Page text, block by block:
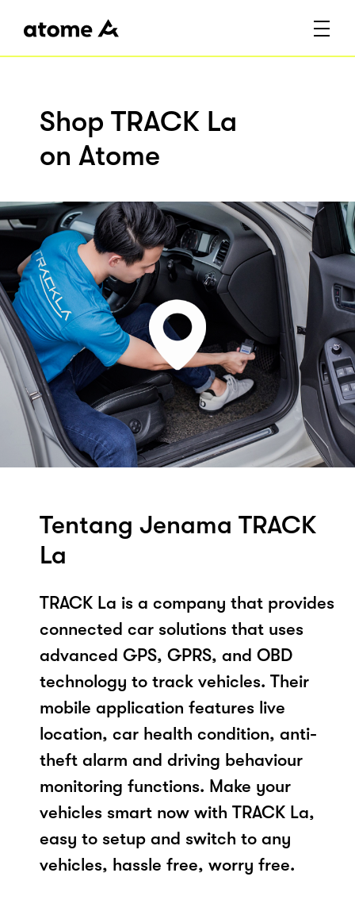
Shop TRACK La
on Atome
Tentang Jenama TRACK
La
TRACK La is a company that provides
connected car solutions that uses
advanced GPS, GPRS, and OBD
technology to track vehicles. Their
mobile application features live
location, car health condition, anti-
theft alarm and driving behaviour
monitoring functions. Make your
vehicles smart now with TRACK La,
easy to setup and switch to any
vehicles, hassle free, worry free.